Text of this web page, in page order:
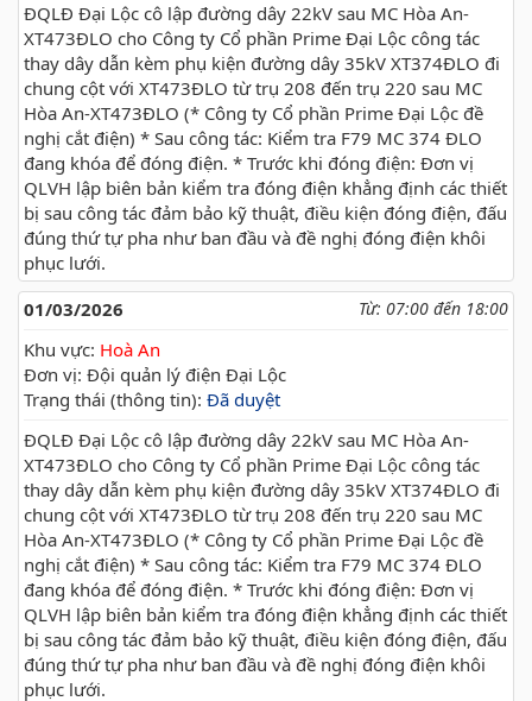
ĐQLĐ Đại Lộc cô lập đường dây 22kV sau MC Hòa An-
XT473ĐLO cho Công ty Cổ phần Prime Đại Lộc công tác
thay dây dẫn kèm phụ kiện đường dây 35kV XT374ĐLO đi
chung cột với XT473ĐLO từ trụ 208 đến trụ 220 sau MC
Hòa An-XT473ĐLO (* Công ty Cổ phần Prime Đại Lộc đề
nghị cắt điện) * Sau công tác: Kiểm tra F79 MC 374 ĐLO
đang khóa để đóng điện. * Trước khi đóng điện: Đơn vị
QLVH lập biên bản kiểm tra đóng điện khẳng định các thiết
bị sau công tác đảm bảo kỹ thuật, điều kiện đóng điện, đấu
đúng thứ tự pha như ban đầu và đề nghị đóng điện khôi
phục lưới.
01/03/2026
Từ: 07:00 đến 18:00
Khu vực: Hoà An
Đơn vị: Đội quản lý điện Đại Lộc
Trạng thái (thông tin): Đã duyệt
ĐQLĐ Đại Lộc cô lập đường dây 22kV sau MC Hòa An-
XT473ĐLO cho Công ty Cổ phần Prime Đại Lộc công tác
thay dây dẫn kèm phụ kiện đường dây 35kV XT374ĐLO đi
chung cột với XT473ĐLO từ trụ 208 đến trụ 220 sau MC
Hòa An-XT473ĐLO (* Công ty Cổ phần Prime Đại Lộc đề
nghị cắt điện) * Sau công tác: Kiểm tra F79 MC 374 ĐLO
đang khóa để đóng điện. * Trước khi đóng điện: Đơn vị
QLVH lập biên bản kiểm tra đóng điện khẳng định các thiết
bị sau công tác đảm bảo kỹ thuật, điều kiện đóng điện, đấu
đúng thứ tự pha như ban đầu và đề nghị đóng điện khôi
phục lưới.